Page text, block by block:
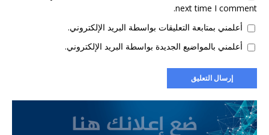
next time I comment.
أعلمني بمتابعة التعليقات بواسطة البريد الإلكتروني.
أعلمني بالمواضيع الجديدة بواسطة البريد الإلكتروني.